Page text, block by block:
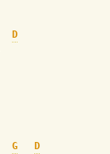
D
G
D